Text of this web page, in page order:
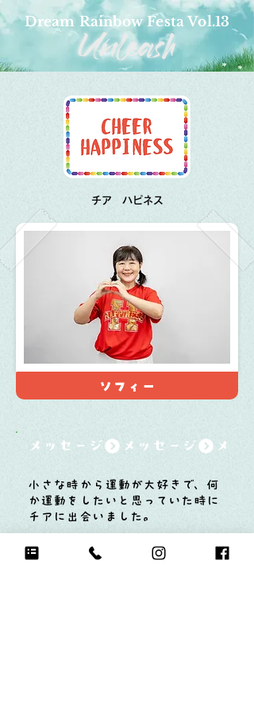
Dream Rainbow Festa Vol.13
​チア ハピネス
ソフィー
メッセージ
小さな時から運動が大好きで、何
か運動をしたいと思っていた時に
チアに出会いました。
チアではどんな役割でもこなせる
ように全身全霊で打ち込みたいと